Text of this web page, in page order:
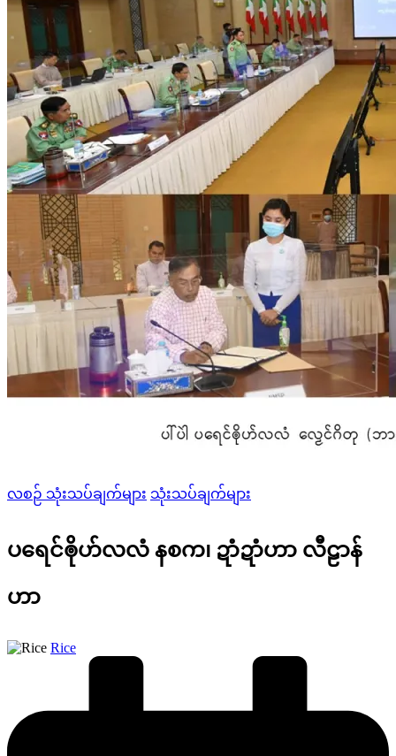
Posted
in
လစဉ် သုံးသပ်ချက်များ သုံးသပ်ချက်များ
ပရေင်ၜိုဟ်လလံ နစက၊ ဍာံဍာံဟာ လီဠာန်
ဟာ
Posted Rice